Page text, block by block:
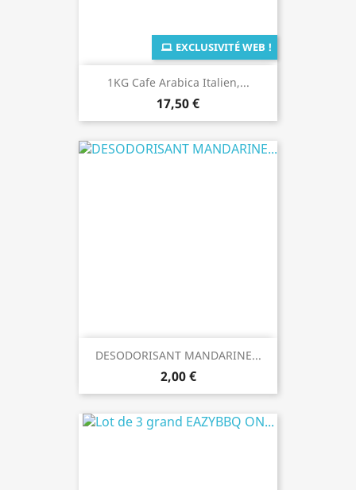
1KG Cafe Arabica Italien,...
17,50 €
EXCLUSIVITÉ WEB !
DESODORISANT MANDARINE...
2,00 €